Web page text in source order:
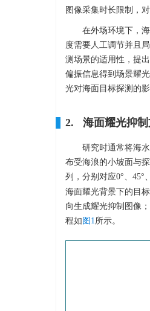
图像采集时长限制，
在外场环境下，
度需要人工调节并且
测场景的适用性，提
偏振信息得到场景耀
光对海面目标探测的
2. 海面耀光抑制
研究时通常将海
布受海浪的小坡面与
列，分别对应0°、45°
海面耀光背景下的目
向生成耀光抑制图像
程如 图1所示。